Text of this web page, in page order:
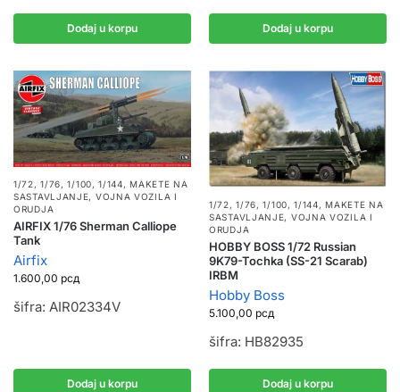
Dodaj u korpu Dodaj u korpu
1/72, 1/76, 1/100, 1/144,MAKETE NA
SASTAVLJANJE, VOJNA VOZILA I
ORUDJA
AIRFIX 1/76 Sherman Calliope
Tank
Airfix
1.600,00 рсд
šifra: AIR02334V
Dodaj u korpu
1/72, 1/76, 1/100, 1/144,MAKETE NA
SASTAVLJANJE, VOJNA VOZILA I
ORUDJA
HOBBY BOSS 1/72 Russian
9K79-Tochka (SS-21 Scarab)
IRBM
Hobby Boss
5.100,00 рсд
šifra: HB82935
Dodaj u korpu